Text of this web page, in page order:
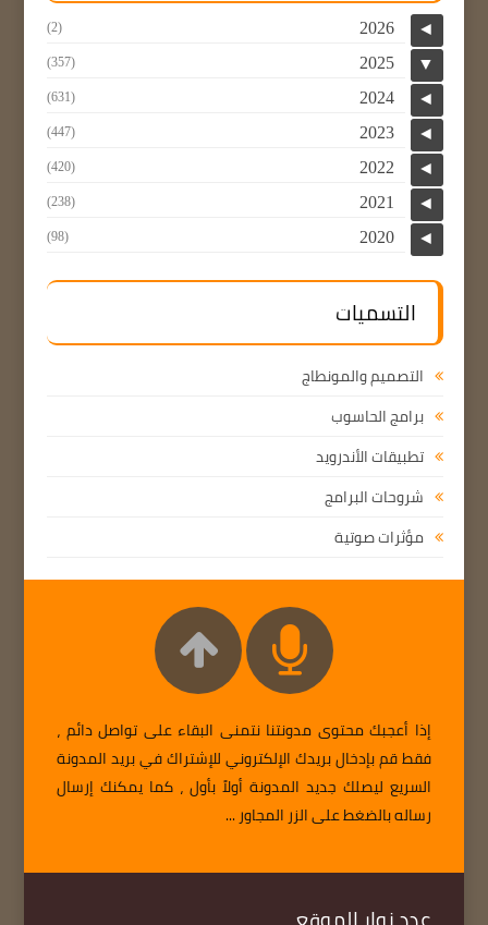
◄
2026
(2)
▼
2025
(357)
◄
2024
(631)
◄
2023
(447)
◄
2022
(420)
◄
2021
(238)
◄
2020
(98)
التسميات
التصميم والمونطاج
برامج الحاسوب
تطبيقات الأندرويد
شروحات البرامج
مؤثرات صوتية
إذا أعجبك محتوى مدونتنا نتمنى البقاء على تواصل دائم ،
فقط قم بإدخال بريدك الإلكتروني للإشتراك في بريد المدونة
السريع ليصلك جديد المدونة أولاً بأول ، كما يمكنك إرسال
رساله بالضغط على الزر المجاور ...